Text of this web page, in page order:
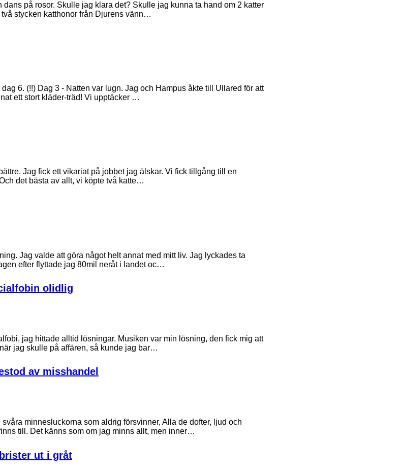
på rosor. Skulle jag klara det? Skulle jag kunna ta hand om 2 katter
stycken katthonor från Djurens vänn…
6. (!!) Dag 3 - Natten var lugn. Jag och Hampus åkte till Ullared för att
ett stort kläder-träd! Vi upptäcker …
Jag fick ett vikariat på jobbet jag älskar. Vi fick tillgång till en
det bästa av allt, vi köpte två katte…
Jag valde att göra något helt annat med mitt liv. Jag lyckades ta
efter flyttade jag 80mil neråt i landet oc…
olidlig
jag hittade alltid lösningar. Musiken var min lösning, den fick mig att
jag skulle på affären, så kunde jag bar…
av misshandel
minnesluckorna som aldrig försvinner, Alla de dofter, ljud och
till. Det känns som om jag minns allt, men inner…
ut i gråt